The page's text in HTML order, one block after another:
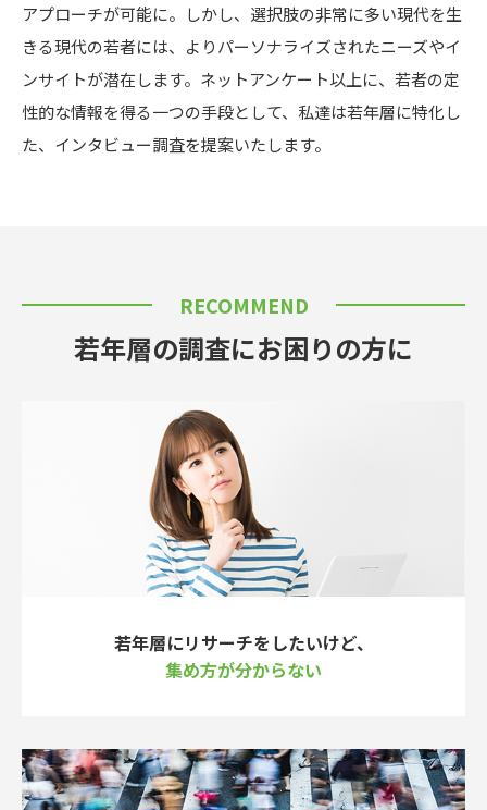
アプローチが可能に。しかし、選択肢の非常に多い現代を生
きる現代の若者には、よりパーソナライズされたニーズやイ
ンサイトが潜在します。ネットアンケート以上に、若者の定
性的な情報を得る一つの手段として、私達は若年層に特化し
た、インタビュー調査を提案いたします。
RECOMMEND
若年層の調査にお困りの方に
若年層にリサーチをしたいけど、
集め方が分からない